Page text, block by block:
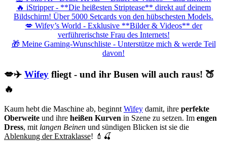
🔥 iStripper - **Die heißesten Striptease** direkt auf deinem
Bildschirm! Über 5000 Setcards von den hübschesten Models.
💋 Wifey’s World - Exklusive **Bilder & Videos** der
verführerischste Frau des Internets!
🎁 Meine Gaming-Wunschliste - Unterstütze mich & werde Teil
davon!
💋✈️ Wifey fliegt - und ihr Busen will auch raus! 🍑
🔥
Kaum hebt die Maschine ab, beginnt Wifey damit, ihre perfekte
Oberweite und ihre heißen Kurven in Szene zu setzen. Im engen
Dress, mit langen Beinen und sündigen Blicken ist sie die
Ablenkung der Extraklasse! 💄🍒